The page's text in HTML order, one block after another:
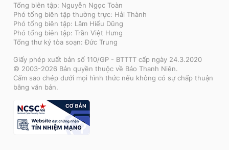
Tổng biên tập: Nguyễn Ngọc Toàn
Phó tổng biên tập thường trực: Hải Thành
Phó tổng biên tập: Lâm Hiếu Dũng
Phó tổng biên tập: Trần Việt Hưng
Tổng thư ký tòa soạn: Đức Trung
Giấy phép xuất bản số 110/GP - BTTTT cấp ngày 24.3.2020
© 2003-2026 Bản quyền thuộc về Báo Thanh Niên.
Cấm sao chép dưới mọi hình thức nếu không có sự chấp thuận
bằng văn bản.